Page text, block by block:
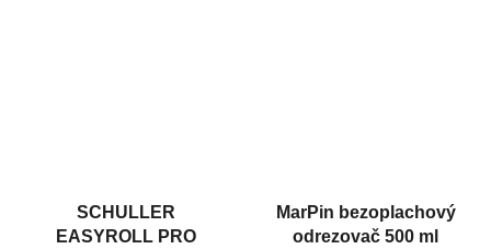
SCHULLER
EASYROLL PRO
MarPin bezoplachový
odrezovač 500 ml